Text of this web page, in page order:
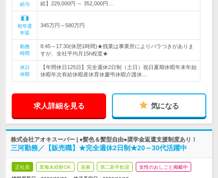
給与
給】229,000円 ～ 352,000円…
初年度
年収
345万円～580万円
勤務
時間
8:45～17:30(休憩1時間)★残業は事業所によりバラつきがありま
すが、全社平均月15h程度★
休日
休暇
【年間休日125日】完全週休2日制（土日）祝日夏期休暇年末年始
休暇年次有給休暇産休育休慶弔休暇介護休…
求人詳細を見る 気になる
株式会社アオキスーパー | ●髪色＆髪型自由●奨学金返還支援制度あり！
三河勤務／【販売職】★完全週休2日制★20～30代活躍中
正社員 業種未経験OK 急募 第二新卒歓迎 女性のおしごと掲載中